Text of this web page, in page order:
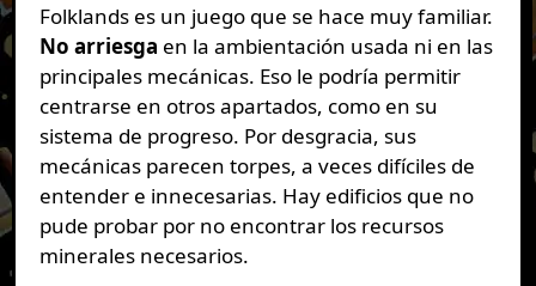
Folklands es un juego que se hace muy familiar.
No arriesga en la ambientación usada ni en las
principales mecánicas. Eso le podría permitir
centrarse en otros apartados, como en su
sistema de progreso. Por desgracia, sus
mecánicas parecen torpes, a veces difíciles de
entender e innecesarias. Hay edificios que no
pude probar por no encontrar los recursos
minerales necesarios.